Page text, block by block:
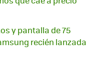
y pantalla de 75
recién lanzada